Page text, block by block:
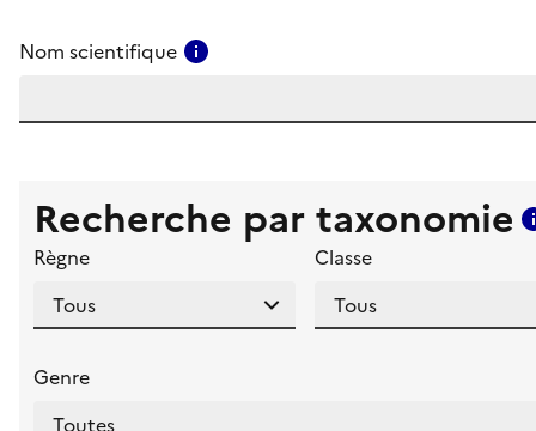
Nom scientifique
Recherche par taxonomie
Règne Classe
Genre